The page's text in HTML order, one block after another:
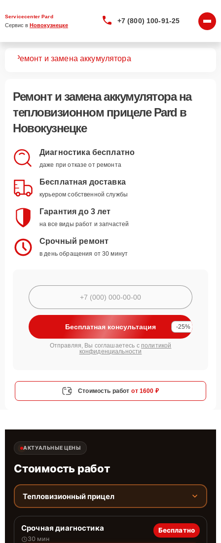
Servicecenter Pard
Сервис в Новокузнецке
+7 (800) 100-91-25
Ремонт и замена аккумулятора
Ремонт и замена аккумуляторана
тепловизионном прицеле Pard в
Новокузнецке
Диагностика бесплатно
даже при отказе от ремонта
Бесплатная доставка
курьером собственной службы
Гарантия до 3 лет
на все виды работ и запчастей
Срочный ремонт
в день обращения от 30 минут
Бесплатная консультация -25%
Отправляя, Вы соглашаетесь с политикой
конфиденциальности
Стоимость работ от 1600 ₽
АКТУАЛЬНЫЕ ЦЕНЫ
Стоимость работ
Тепловизионный прицел
Срочная диагностика
30 мин
Бесплатно